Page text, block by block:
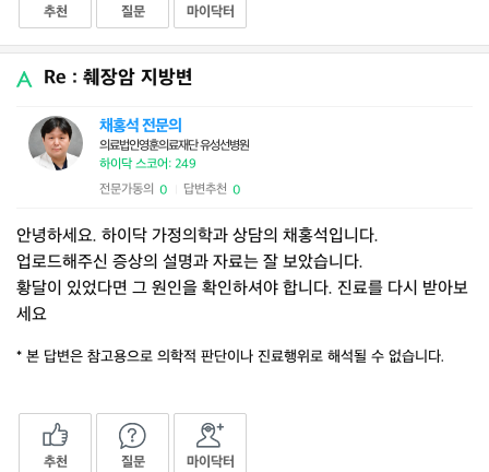
추천 질문 마이닥터
Re : 췌장암 지방변
채홍석 전문의
의료법인영훈의료재단 유성선병원
하이닥 스코어: 249
전문가동의 0 답변추천 0
안녕하세요. 하이닥 가정의학과 상담의 채홍석입니다.
업로드해주신 증상의 설명과 자료는 잘 보았습니다.
황달이 있었다면 그 원인을 확인하셔야 합니다. 진료를 다시 받아보
세요
* 본 답변은 참고용으로 의학적 판단이나 진료행위로 해석될 수 없습니다.
추천 질문 마이닥터